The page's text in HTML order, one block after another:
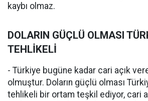
kaybı olmaz.
DOLARIN GÜÇLÜ OLMASI
TEHLİKELİ
- Türkiye bugüne kadar cari açık
olmuştur. Doların güçlü olması
tehlikeli bir ortam teşkil ediyor, cari